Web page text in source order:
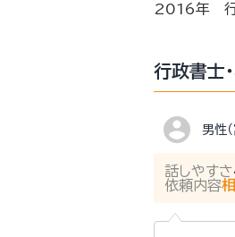
2016年 行
行政書士
account_circle 男性
話しやすさ
依頼内容